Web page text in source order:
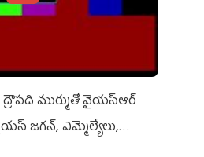
ద్రౌప‌ది ముర్ముతో వైయ‌స్ఆర్
జ‌గ‌న్, ఎమ్మెల్యేలు,